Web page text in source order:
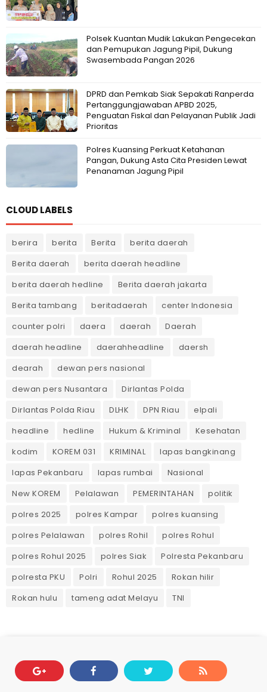
Polsek Kuantan Mudik Lakukan Pengecekan
dan Pemupukan Jagung Pipil, Dukung
Swasembada Pangan 2026
DPRD dan Pemkab Siak Sepakati Ranperda
Pertanggungjawaban APBD 2025,
Penguatan Fiskal dan Pelayanan Publik Jadi
Prioritas
Polres Kuansing Perkuat Ketahanan
Pangan, Dukung Asta Cita Presiden Lewat
Penanaman Jagung Pipil
CLOUD LABELS
berira berita Berita
berita daerah
Berita daerah
berita daerah headline
berita daerah hedline
Berita daerah jakarta
Berita tambang
beritadaerah
center Indonesia
counter polri
daera daerah
Daerah
daerah headline
daerahheadline
daersh
dearah
dewan pers nasional
dewan pers Nusantara
Dirlantas Polda
Dirlantas Polda Riau
DLHK DPN Riau
elpali
headline
hedline Hukum & Kriminal
Kesehatan
kodim
KOREM 031 KRIMINAL
lapas bangkinang
lapas Pekanbaru
lapas rumbai
Nasional
New KOREM
Pelalawan PEMERINTAHAN
politik
polres 2025
polres Kampar
polres kuansing
polres Pelalawan
polres Rohil
polres Rohul
polres Rohul 2025
polres Siak
Polresta Pekanbaru
polresta PKU
Polri Rohul 2025
Rokan hilir
Rokan hulu
tameng adat Melayu TNI